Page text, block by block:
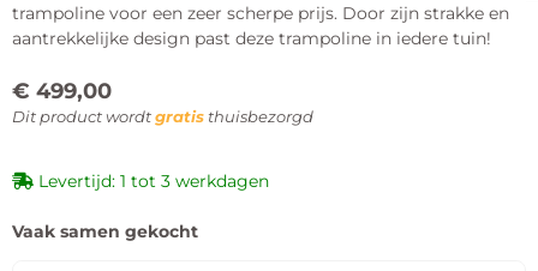
trampoline voor een zeer scherpe prijs. Door zijn strakke en
aantrekkelijke design past deze trampoline in iedere tuin!
€ 499,00
Dit product wordt gratis thuisbezorgd
Levertijd: 1 tot 3 werkdagen
Vaak samen gekocht